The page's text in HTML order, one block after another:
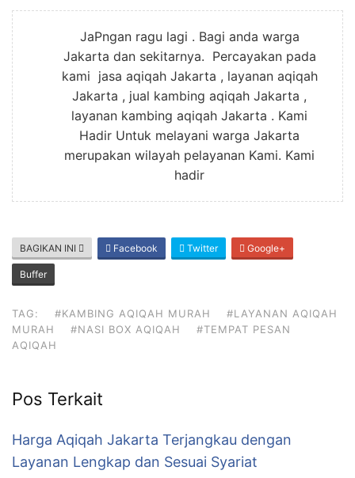
JaPngan ragu lagi . Bagi anda warga
Jakarta dan sekitarnya. Percayakan pada
kami jasa aqiqah Jakarta , layanan aqiqah
Jakarta , jual kambing aqiqah Jakarta ,
layanan kambing aqiqah Jakarta . Kami
Hadir Untuk melayani warga Jakarta
merupakan wilayah pelayanan Kami. Kami
hadir
BAGIKAN INI Facebook Twitter Google+
Buffer
TAG: #KAMBING AQIQAH MURAH
#LAYANAN AQIQAH
MURAH
#NASI BOX AQIQAH
#TEMPAT PESAN
AQIQAH
Pos Terkait
Harga Aqiqah Jakarta Terjangkau dengan
Layanan Lengkap dan Sesuai Syariat